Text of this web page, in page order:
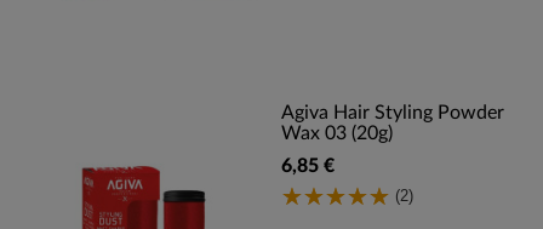
Agiva Hair Styling Powder
Wax 03 (20g)
6,85 €
(2)